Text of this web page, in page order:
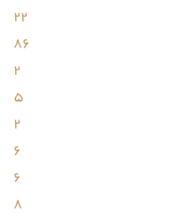
۲۲
۸۶
۲
۵
۲
۶
۶
۸